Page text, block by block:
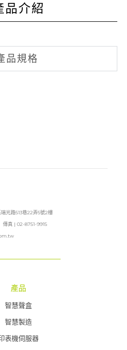
品介紹
品規格
光路513巷22弄5號2樓
| 02-8751-9915
產品
智慧聲盒
智慧製造
表機伺服器